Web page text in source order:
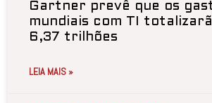
Gartner prevê que os
mundiais com TI
6,37 trilhões
LEIA MAIS »